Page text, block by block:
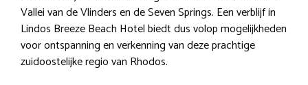
Vallei van de Vlinders en de Seven Springs. Een verblijf in
Lindos Breeze Beach Hotel biedt dus volop mogelijkheden
voor ontspanning en verkenning van deze prachtige
zuidoostelijke regio van Rhodos.